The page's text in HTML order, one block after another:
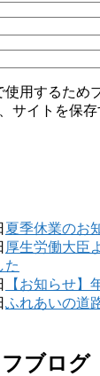
使用するため
サイトを保存
夏季休業のお
厚生労働大臣
た
【お知らせ】
ふれあいの道
ブログ